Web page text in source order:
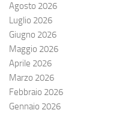
Agosto 2026
Luglio 2026
Giugno 2026
Maggio 2026
Aprile 2026
Marzo 2026
Febbraio 2026
Gennaio 2026